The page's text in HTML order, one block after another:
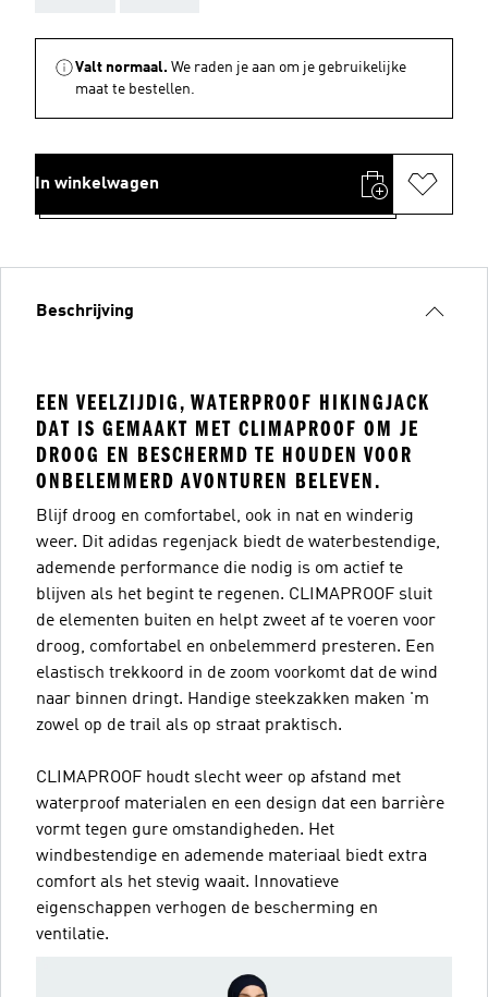
Valt normaal. We raden je aan om je gebruikelijke
maat te bestellen.
In winkelwagen
Beschrijving
EEN VEELZIJDIG, WATERPROOF HIKINGJACK
DAT IS GEMAAKT MET CLIMAPROOF OM JE
DROOG EN BESCHERMD TE HOUDEN VOOR
ONBELEMMERD AVONTUREN BELEVEN.
Blijf droog en comfortabel, ook in nat en winderig
weer. Dit adidas regenjack biedt de waterbestendige,
ademende performance die nodig is om actief te
blijven als het begint te regenen. CLIMAPROOF sluit
de elementen buiten en helpt zweet af te voeren voor
droog, comfortabel en onbelemmerd presteren. Een
elastisch trekkoord in de zoom voorkomt dat de wind
naar binnen dringt. Handige steekzakken maken 'm
zowel op de trail als op straat praktisch.
CLIMAPROOF houdt slecht weer op afstand met
waterproof materialen en een design dat een barrière
vormt tegen gure omstandigheden. Het
windbestendige en ademende materiaal biedt extra
comfort als het stevig waait. Innovatieve
eigenschappen verhogen de bescherming en
ventilatie.